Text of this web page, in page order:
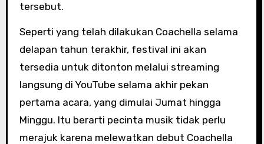
tersebut.
Seperti yang telah dilakukan Coachella selama
delapan tahun terakhir, festival ini akan
tersedia untuk ditonton melalui streaming
langsung di YouTube selama akhir pekan
pertama acara, yang dimulai Jumat hingga
Minggu. Itu berarti pecinta musik tidak perlu
merajuk karena melewatkan debut Coachella